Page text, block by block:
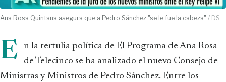
Ana Rosa Quintana asegura que a Pedro Sánchez "se le fue la cabeza" / DS
E
n la tertulia política de El Programa de Ana Rosa
de Telecinco se ha analizado el nuevo Consejo de
Ministras y Ministros de Pedro Sánchez. Entre los